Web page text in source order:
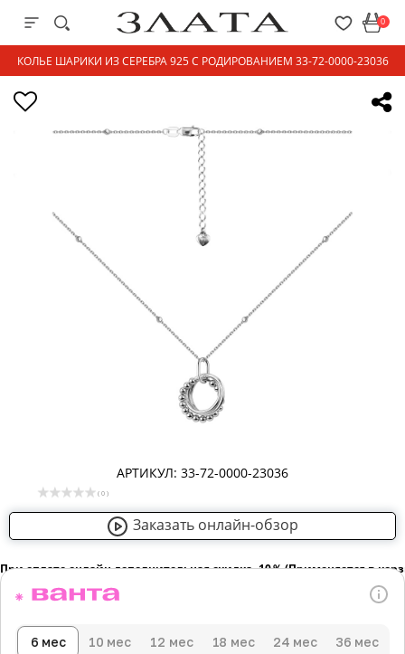
0
КОЛЬЕ ШАРИКИ ИЗ СЕРЕБРА 925 С РОДИРОВАНИЕМ 33-72-0000-23036
АРТИКУЛ: 33-72-0000-23036
( 0 )
Заказать онлайн-обзор
При оплате онлайн дополнительная скидка -10％ (Применяется в
6 мес 10 мес 12 мес 18 мес 24 мес 36 мес